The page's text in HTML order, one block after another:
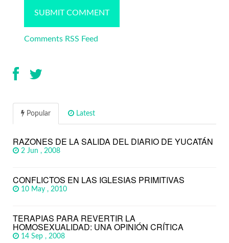
Comments RSS Feed
Popular Latest
RAZONES DE LA SALIDA DEL DIARIO DE YUCATÁN
2 Jun , 2008
CONFLICTOS EN LAS IGLESIAS PRIMITIVAS
10 May , 2010
TERAPIAS PARA REVERTIR LA
HOMOSEXUALIDAD: UNA OPINIÓN CRÍTICA
14 Sep , 2008